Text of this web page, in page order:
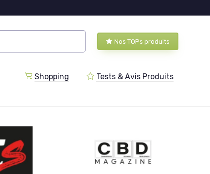
Nos TOPs produits
Shopping Tests & Avis Produits